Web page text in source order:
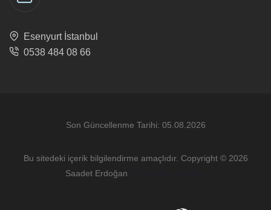
Esenyurt İstanbul
0538 484 08 66
Son Güncellenme Tarihi: 05.08.2026
Bu sitedeki içerik bilgilendirme amaçlıdır. Copyright © 2026
Saadet Erdoğan